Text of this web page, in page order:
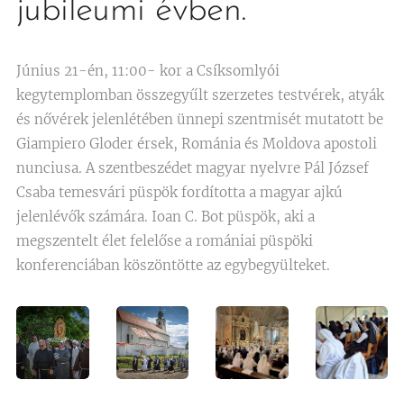
jubileumi évben.
Június 21-én, 11:00- kor a Csíksomlyói
kegytemplomban összegyűlt szerzetes testvérek, atyák
és nővérek jelenlétében ünnepi szentmisét mutatott be
Giampiero Gloder érsek, Románia és Moldova apostoli
nunciusa. A szentbeszédet magyar nyelvre Pál József
Csaba temesvári püspök fordította a magyar ajkú
jelenlévők számára. Ioan C. Bot püspök, aki a
megszentelt élet felelőse a romániai püspöki
konferenciában köszöntötte az egybegyülteket.